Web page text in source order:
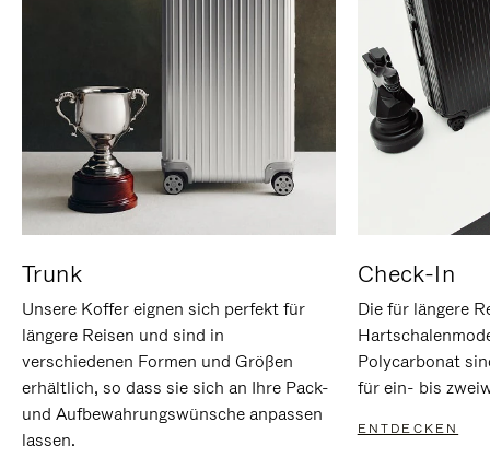
Trunk
Unsere Koffer eignen sich perfekt für
längere Reisen und sind in
verschiedenen Formen und Größen
erhältlich, so dass sie sich an Ihre Pack-
und Aufbewahrungswünsche anpassen
lassen.
Check-In
Die für längere
Polycarbonat
für ein- bis
ENTDECKEN